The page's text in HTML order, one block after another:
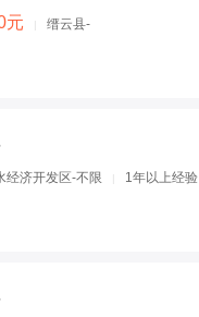
元 缙云县-
经济开发区-不限 1年以上经验